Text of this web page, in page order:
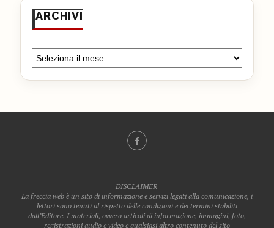
ARCHIVI
DISCLAIMER
La freccia web è un sito di informazione e servizi legati alla comunicazione, i
lettori sono tenuti al rispetto delle condizioni e dei termini stabiliti
dall’Editore. I materiali, ovvero articoli di informazione, immagini, foto,
registrazioni audio e video e qualsiasi altro contenuto del sito